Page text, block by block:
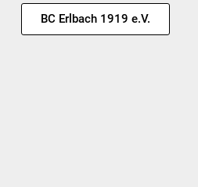
BC Erlbach 1919 e.V.